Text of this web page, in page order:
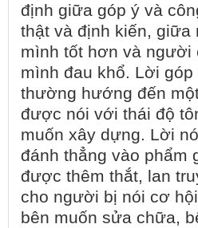
định giữa góp ý và
thật và định kiến, giữa
mình tốt hơn và người
mình đau khổ. Lời góp
thường hướng đến
được nói với thái độ
muốn xây dựng. Lời
đánh thẳng vào phẩm
được thêm thắt, lan
cho người bị nói cơ
bên muốn sửa chữa,